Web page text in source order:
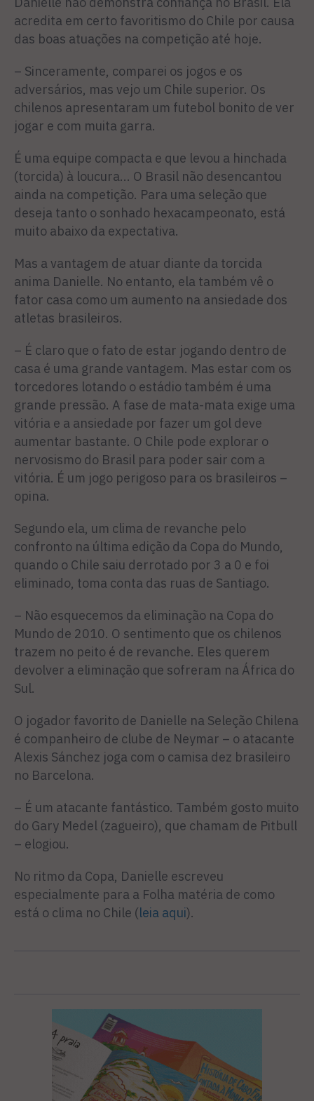
acredita em certo favoritismo do Chile por causa
das boas atuações na competição até hoje.
– Sinceramente, comparei os jogos e os
adversários, mas vejo um Chile superior. Os
chilenos apresentaram um futebol bonito de ver
jogar e com muita garra.
É uma equipe compacta e que levou a hinchada
(torcida) à loucura... O Brasil não desencantou
ainda na competição. Para uma seleção que
deseja tanto o sonhado hexacampeonato, está
muito abaixo da expectativa.
Mas a vantagem de atuar diante da torcida
anima Danielle. No entanto, ela também vê o
fator casa como um aumento na ansiedade dos
atletas brasileiros.
– É claro que o fato de estar jogando dentro de
casa é uma grande vantagem. Mas estar com os
torcedores lotando o estádio também é uma
grande pressão. A fase de mata-mata exige uma
vitória e a ansiedade por fazer um gol deve
aumentar bastante. O Chile pode explorar o
nervosismo do Brasil para poder sair com a
vitória. É um jogo perigoso para os brasileiros –
opina.
Segundo ela, um clima de revanche pelo
confronto na última edição da Copa do Mundo,
quando o Chile saiu derrotado por 3 a 0 e foi
eliminado, toma conta das ruas de Santiago.
– Não esquecemos da eliminação na Copa do
Mundo de 2010. O sentimento que os chilenos
trazem no peito é de revanche. Eles querem
devolver a eliminação que sofreram na África do
Sul.
O jogador favorito de Danielle na Seleção Chilena
é companheiro de clube de Neymar – o atacante
Alexis Sánchez joga com o camisa dez brasileiro
no Barcelona.
– É um atacante fantástico. Também gosto muito
do Gary Medel (zagueiro), que chamam de Pitbull
– elogiou.
No ritmo da Copa, Danielle escreveu
especialmente para a Folha matéria de como
está o clima no Chile (leia aqui).